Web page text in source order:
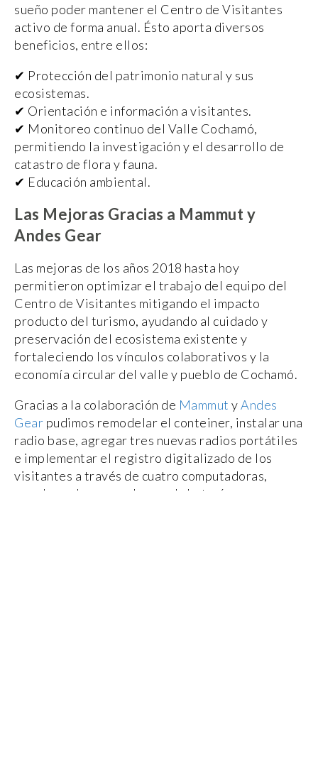
sueño poder mantener el Centro de Visitantes
activo de forma anual. Ésto aporta diversos
beneficios, entre ellos:
✔ Protección del patrimonio natural y sus
ecosistemas.
✔ Orientación e información a visitantes.
✔ Monitoreo continuo del Valle Cochamó,
permitiendo la investigación y el desarrollo de
catastro de flora y fauna.
✔ Educación ambiental.
Las Mejoras Gracias a Mammut y
Andes Gear
Las mejoras de los años 2018 hasta hoy
permitieron optimizar el trabajo del equipo del
Centro de Visitantes mitigando el impacto
producto del turismo, ayudando al cuidado y
preservación del ecosistema existente y
fortaleciendo los vínculos colaborativos y la
economía circular del valle y pueblo de Cochamó.
Gracias a la colaboración de Mammut yAndes
Gear pudimos remodelar el conteiner, instalar una
radio base, agregar tres nuevas radios portátiles
e implementar el registro digitalizado de los
visitantes a través de cuatro computadoras,
paneles solares y un banco de baterías para